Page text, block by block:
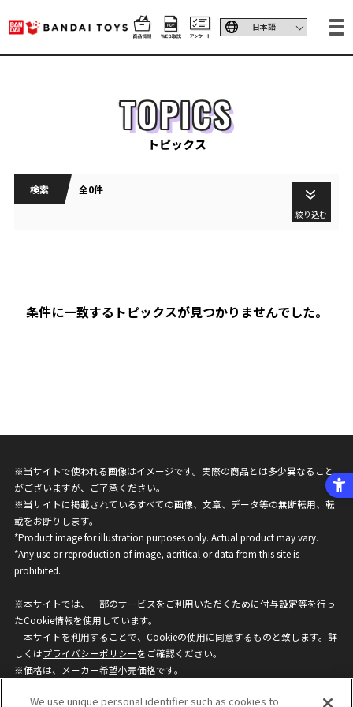
TOPICS
トピックス
検索 全0件
絞り込む
条件に一致するトピックスが見つかりませんでした。
※当サイトで使われる画像はイメージです。実際の商品とは多少異なること
がございますが、ご了承ください。
※当サイトに掲載されているすべての画像、文章、データ等の無断転用、転
載をお断りします。
*Product image for illustration purposes only. Actual product may vary.
*Any use or reproduction of image, acritical or data from this site is
prohibited.
※本サイトでは、一部のサービスをご利用いただくために付与設定等を行っ
たCookie情報を使用しています。
本サイトを利用することで、Cookieの使用に同意するものと致します。詳
しくはプライバシーポリシーをご確認ください。
※価格は、メーカー希望小売価格です。
ざいますのでご了承ください。
We use unique personal identifier such as cookies to